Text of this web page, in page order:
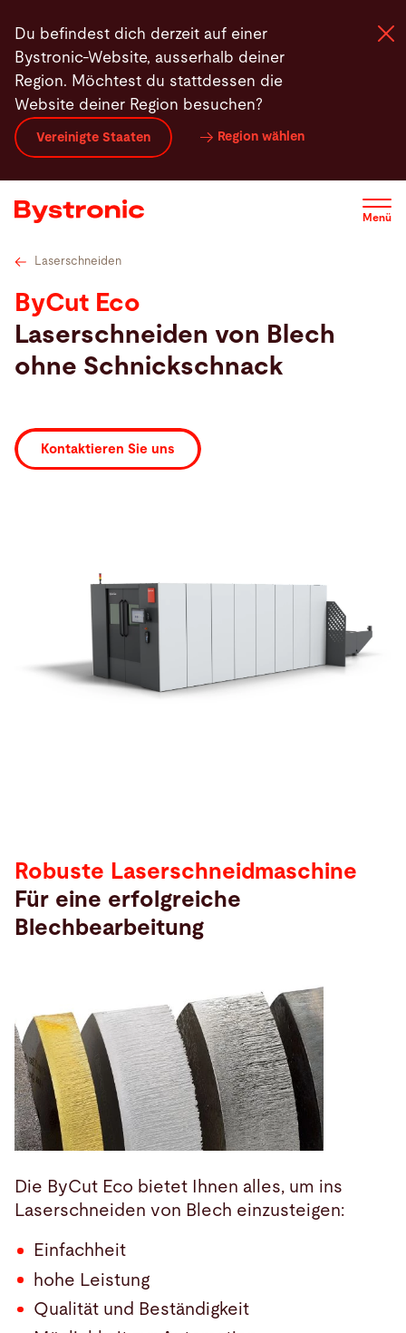
zum
Inhalt
Du befindest dich derzeit auf einer
Bystronic-Website, ausserhalb deiner
Region. Möchtest du stattdessen die
Website deiner Region besuchen?
Vereinigte Staaten Region wählen
Menü
Maschinen und Software
Services
Newsroom
Unternehmen
Suche
Laserschneiden
ByCut Eco
Laserschneiden von Blech
ohne Schnickschnack
Kontaktieren Sie uns
Robuste Laserschneidmaschine
Für eine erfolgreiche
Blechbearbeitung
Die ByCut Eco bietet Ihnen alles, um ins
Laserschneiden von Blech einzusteigen:
Einfachheit
hohe Leistung
Qualität und Beständigkeit